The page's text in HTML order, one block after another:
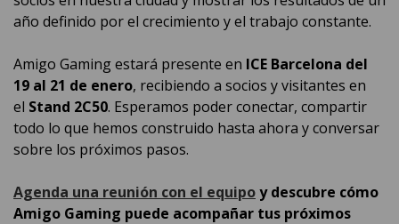
año definido por el crecimiento y el trabajo constante.
Amigo Gaming estará presente en ICE Barcelona del
19 al 21 de enero, recibiendo a socios y visitantes en
el Stand 2C50. Esperamos poder conectar, compartir
todo lo que hemos construido hasta ahora y conversar
sobre los próximos pasos.
Agenda una reunión con el equipoy descubre cómo
Amigo Gaming puede acompañar tus próximos